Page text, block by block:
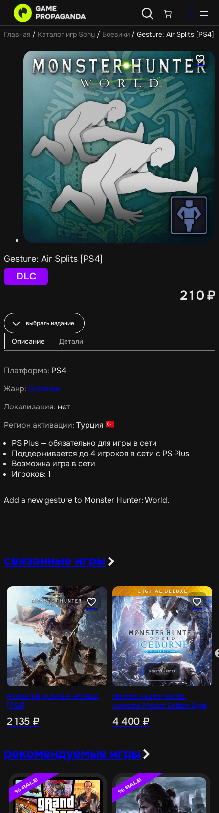
Главная / Каталог игр Sony / Боевики / Gesture: Air Splits [PS4]
Gesture: Air Splits [PS4]
DLC
210 ₽
выбрать издание
Описание Детали
Платформа: PS4
Жанр: Боевики
Локализация: нет
Регион активации: Турция
PS Plus — обязательно для игры в сети
Поддерживается до 4 игроков в сети с PS Plus
Возможна игра в сети
Игроков: 1
Add a new gesture to Monster Hunter: World.
связанные игры
MONSTER HUNTER: WORLD
[PS4]
2 135 ₽
Monster Hunter World:
Iceborne Master Edition Digital
4 400 ₽
рекомендуемые игры